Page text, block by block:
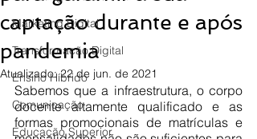
Marketing Digital
Transformação Digital
Ensino Híbrido
Comunicação
Educação Superior
captação durante e após
pandemia
Atualizado:22 de jun. de 2021
Sabemos que a infraestrutura, o corpo
docente altamente qualificado e as
formas promocionais de matrículas e